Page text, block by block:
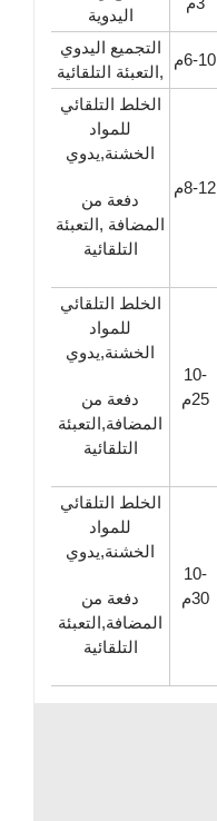
اليدوية
6-10م
التجميع اليدوي
,التعبئة التلقائية
8-12م
الخلط التلقائي
للمواد
الخشنة,يدوي
دفعة من
المضافة ,التعبئة
التلقائية
10-
25م
الخلط التلقائي
للمواد
الخشنة,يدوي
دفعة من
المضافة,التعبئة
التلقائية
10-
30م
الخلط التلقائي
للمواد
الخشنة,يدوي
دفعة من
المضافة,التعبئة
التلقائية